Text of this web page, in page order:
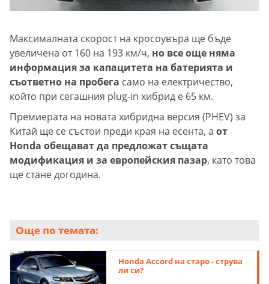
Максималната скорост на кросоувъра ще бъде
увеличена от 160 на 193 км/ч, но все още няма
информация за капацитета на батерията и
съответно на пробега само на електричество,
който при сегашния plug-in хибрид е 65 км.
Премиерата на новата хибридна версия (PHEV) за
Китай ще се състои преди края на есента, а от
Honda обещават да предложат същата
модификация и за европейския пазар, като това
ще стане догодина.
Още по темата:
Honda Accord на старо - струва
ли си?